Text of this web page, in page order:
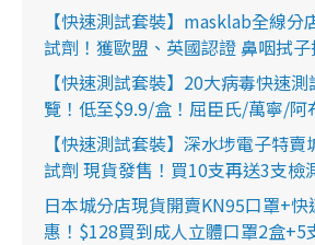
【快速測試套裝】masklab全線分
試劑！獲歐盟、英國認證 鼻咽拭
【快速測試套裝】20大病毒快速
覽！低至$9.9/盒！屈臣氏/萬寧/
【快速測試套裝】深水埗電子特
試劑 現貨發售！買10支再送3支檢
日本城分店現貨開賣KN95口罩+
惠！$128買到成人立體口罩2盒+5